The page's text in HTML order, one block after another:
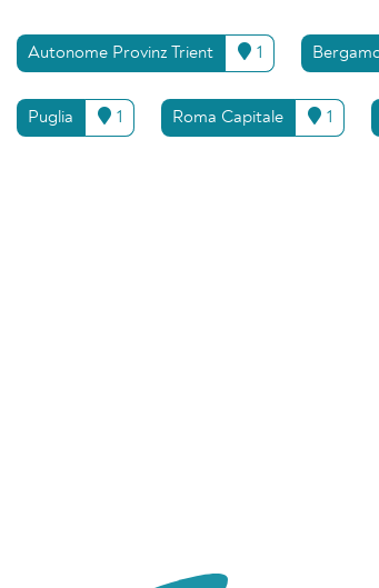
Autonome Provinz Trient 1
Puglia 1 Roma Capitale 1